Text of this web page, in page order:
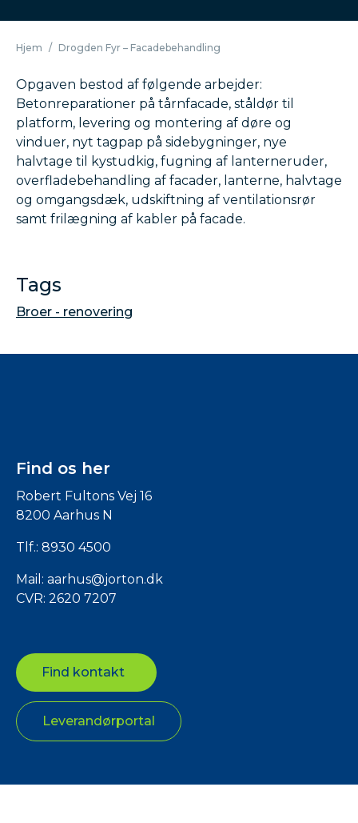
Hjem / Drogden Fyr – Facadebehandling
Opgaven bestod af følgende arbejder:
Betonreparationer på tårnfacade, ståldør til
platform, levering og montering af døre og
vinduer, nyt tagpap på sidebygninger, nye
halvtage til kystudkig, fugning af lanterneruder,
overfladebehandling af facader, lanterne, halvtage
og omgangsdæk, udskiftning af ventilationsrør
samt frilægning af kabler på facade.
Tags
Broer - renovering
Find os her
Robert Fultons Vej 16
8200 Aarhus N
Tlf.: 8930 4500
Mail: aarhus@jorton.dk
CVR: 2620 7207
Find kontakt
Leverandørportal